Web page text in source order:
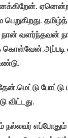
பெறுகிறது.
வளர்ந்தவன்
போட்டு
விட்டது.
நல்லவர்